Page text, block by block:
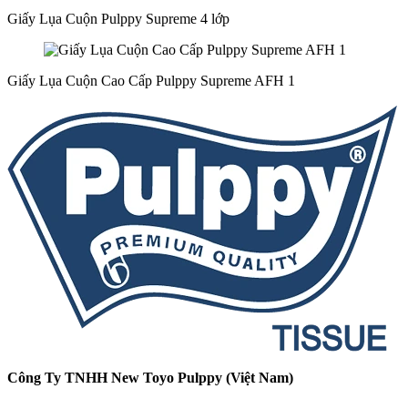
Giấy Lụa Cuộn Pulppy Supreme 4 lớp
Giấy Lụa Cuộn Cao Cấp Pulppy Supreme AFH 1
Công Ty TNHH New Toyo Pulppy (Việt Nam)